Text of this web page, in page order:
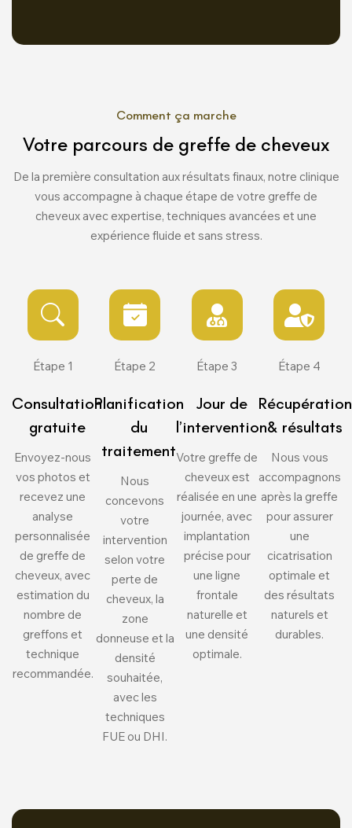
Comment ça marche
Votre parcours de greffe de cheveux
De la première consultation aux résultats finaux, notre clinique
vous accompagne à chaque étape de votre greffe de
cheveux avec expertise, techniques avancées et une
expérience fluide et sans stress.
Étape 1
Consultation
gratuite
Envoyez-nous
vos photos et
recevez une
analyse
personnalisée
de greffe de
cheveux, avec
estimation du
nombre de
greffons et
technique
recommandée.
Étape 2
Planification
du
traitement
Nous
concevons
votre
intervention
selon votre
perte de
cheveux, la
zone
donneuse et la
densité
souhaitée,
avec les
techniques
FUE ou DHI.
Étape 3
Jour de
l’intervention
Votre greffe de
cheveux est
réalisée en une
journée, avec
implantation
précise pour
une ligne
frontale
naturelle et
une densité
optimale.
Étape 4
Récupération
& résultats
Nous vous
accompagnons
après la greffe
pour assurer
une
cicatrisation
optimale et
des résultats
naturels et
durables.